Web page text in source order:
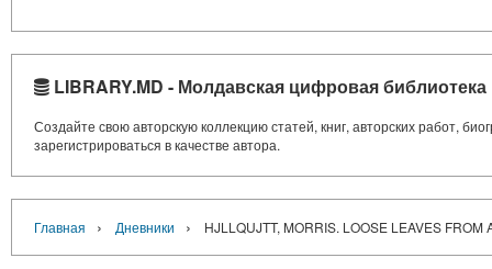
LIBRARY.MD - Молдавская цифровая библиотека
Создайте свою авторскую коллекцию статей, книг, авторских работ,
зарегистрироваться в качестве автора.
Главная › Дневники › HJLLQUJTT, MORRIS. LOOSE LEAVES FROM